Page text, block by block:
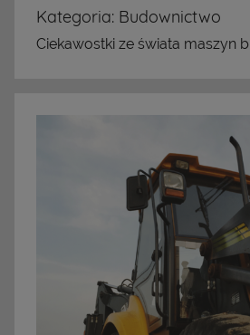
Kategoria: Budownictwo
Ciekawostki ze świata maszyn